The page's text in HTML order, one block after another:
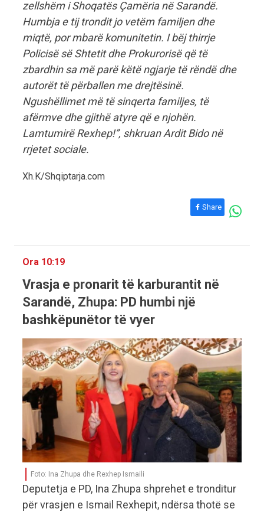
zellshëm i Shoqatës Çamëria në Sarandë.
Humbja e tij trondit jo vetëm familjen dhe
miqtë, por mbarë komunitetin. I bëj thirrje
Policisë së Shtetit dhe Prokurorisë që të
zbardhin sa më parë këtë ngjarje të rëndë dhe
autorët të përballen me drejtësinë.
Ngushëllimet më të sinqerta familjes, të
afërmve dhe gjithë atyre që e njohën.
Lamtumirë Rexhep!”, shkruan Ardit Bido në
rrjetet sociale.
Xh.K/Shqiptarja.com
Share
Ora 10:19
Vrasja e pronarit të karburantit në
Sarandë, Zhupa: PD humbi një
bashkëpunëtor të vyer
Foto: Ina Zhupa dhe Rexhep Ismaili
Deputetja e PD, Ina Zhupa shprehet e tronditur
për vrasjen e Ismail Rexhepit, ndërsa thotë se